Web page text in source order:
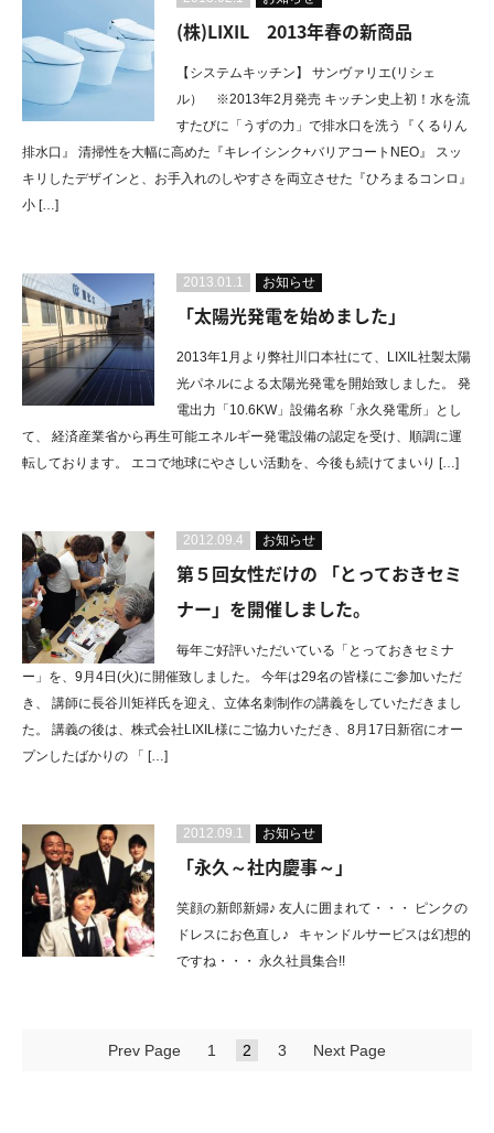
(株)LIXIL 2013年春の新商品
【システムキッチン】 サンヴァリエ(リシェ
ル） ※2013年2月発売 キッチン史上初！水を流
すたびに「うずの力」で排水口を洗う『くるりん
排水口』 清掃性を大幅に高めた『キレイシンク+バリアコートNEO』 スッ
キリしたデザインと、お手入れのしやすさを両立させた『ひろまるコンロ』
小 […]
2013.01.1 お知らせ
「太陽光発電を始めました」
2013年1月より弊社川口本社にて、LIXIL社製太陽
光パネルによる太陽光発電を開始致しました。 発
電出力「10.6KW」設備名称「永久発電所」とし
て、 経済産業省から再生可能エネルギー発電設備の認定を受け、順調に運
転しております。 エコで地球にやさしい活動を、今後も続けてまいり […]
2012.09.4 お知らせ
第５回女性だけの 「とっておきセミ
ナー」を開催しました。
毎年ご好評いただいている「とっておきセミナ
ー」を、9月4日(火)に開催致しました。 今年は29名の皆様にご参加いただ
き、 講師に長谷川矩祥氏を迎え、立体名刺制作の講義をしていただきまし
た。 講義の後は、株式会社LIXIL様にご協力いただき、8月17日新宿にオー
プンしたばかりの 「 […]
2012.09.1 お知らせ
「永久～社内慶事～」
笑顔の新郎新婦♪ 友人に囲まれて・・・ ピンクの
ドレスにお色直し♪ キャンドルサービスは幻想的
ですね・・・ 永久社員集合!!
Prev Page 1 2 3 Next Page